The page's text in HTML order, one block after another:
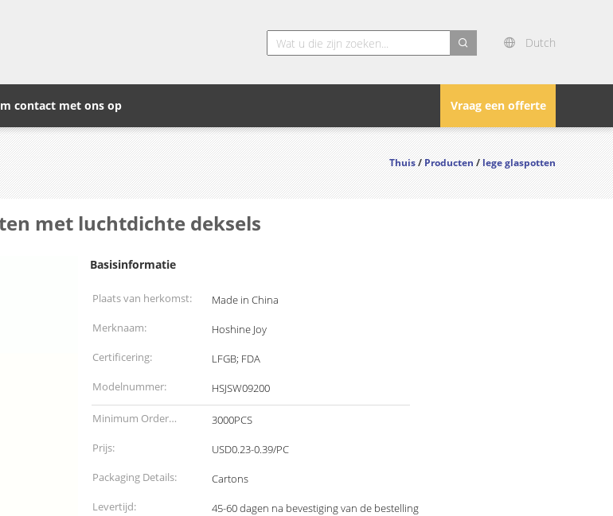
Dutch
Vraag een offerte
contact met ons op
Thuis/Producten/lege glaspotten
met luchtdichte deksels
Basisinformatie
Plaats van herkomst:
Made in China
Merknaam:
Hoshine Joy
Certificering:
LFGB; FDA
Modelnummer:
HSJSW09200
Minimum Order
Quantity:
3000PCS
Prijs:
USD0.23-0.39/PC
Packaging Details:
Cartons
Levertijd:
45-60 dagen na bevestiging van de bestelling